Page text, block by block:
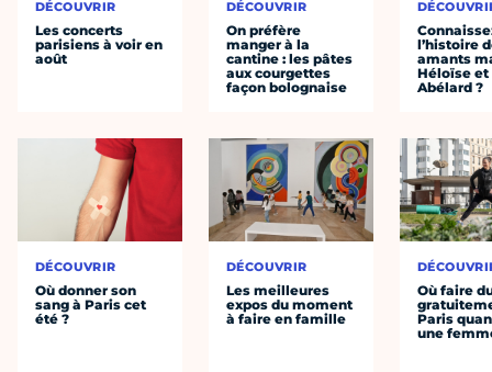
DÉCOUVRIR
Les concerts
parisiens à voir en
août
DÉCOUVRIR
Où donner son
sang à Paris cet
été ?
DÉCOUVRIR
On préfère
manger à la
cantine : les pâtes
aux courgettes
façon bolognaise
DÉCOUVRIR
Les meilleures
expos du moment
à faire en famille
l’histoire
amants
Héloïse et
Abélard ?
Où faire
Paris
une